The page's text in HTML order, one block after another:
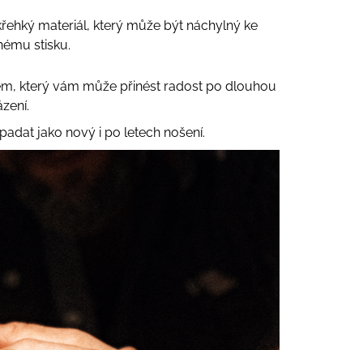
materiál, který může být náchylný ke
stisku.
který vám může přinést radost po dlouhou
jako nový i po letech nošení.